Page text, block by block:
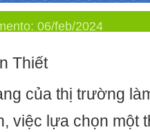
06/feb/2024
Thiết
của thị trường
việc lựa chọn một